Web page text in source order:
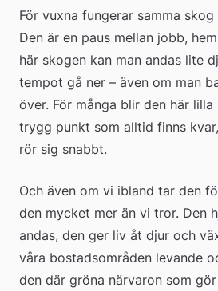
För vuxna fungerar samma
Den är en paus mellan jobb,
här skogen kan man andas lite
tempot gå ner – även om man
över. För många blir den här
trygg punkt som alltid finns
rör sig snabbt.
Och även om vi ibland tar den
den mycket mer än vi tror. Den
andas, den ger liv åt djur och
våra bostadsområden levande
den där gröna närvaron som